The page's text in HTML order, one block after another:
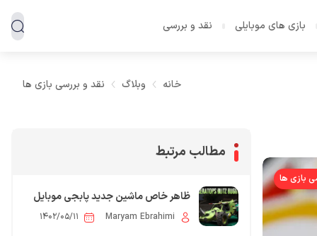
بازی های موبایلی نقد و بررسی
خانه وبلاگ نقد و بررسی بازی ها
بازی ها
مطالب مرتبط
ظاهر خاص ماشین جدید پابجی موبایل
Maryam Ebrahimi ۱۴۰۲/۰۵/۱۱